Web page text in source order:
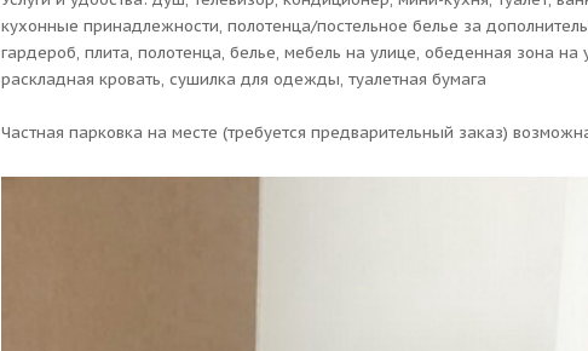
кухонные принадлежности, полотенца/постельное белье за
гардероб, плита, полотенца, белье, мебель на улице, обеденная зона на
раскладная кровать, сушилка для одежды, туалетная бумага
Частная парковка на месте (требуется предварительный заказ)